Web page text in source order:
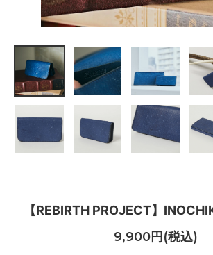
【REBIRTH PROJECT】
9,900円(税込)